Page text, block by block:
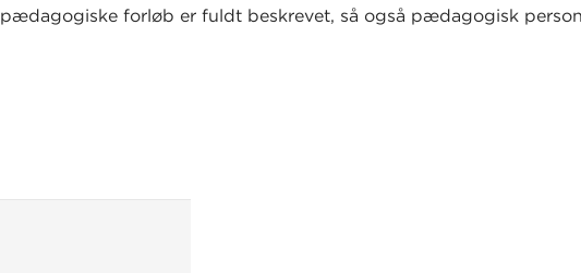
pædagogiske forløb er fuldt beskrevet, så også pædagogisk